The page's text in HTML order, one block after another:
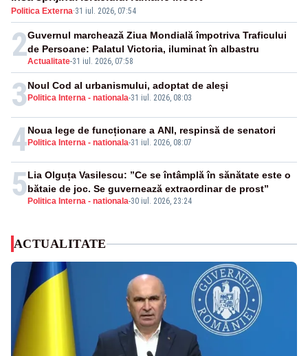
Politica Externa·31 iul. 2026, 07:54
2Actualitate-31 iul. 2026, 07:58
Guvernul marchează Ziua Mondială împotriva Traficului
de Persoane: Palatul Victoria, iluminat în albastru
3 Politica Interna - nationala-31 iul. 2026, 08:03
Noul Cod al urbanismului, adoptat de aleși
4 Politica Interna - nationala-31 iul. 2026, 08:07
Noua lege de funcționare a ANI, respinsă de senatori
5 Politica Interna - nationala-30 iul. 2026, 23:24
Lia Olguța Vasilescu: ”Ce se întâmplă în sănătate este o
bătaie de joc. Se guvernează extraordinar de prost”
ACTUALITATE